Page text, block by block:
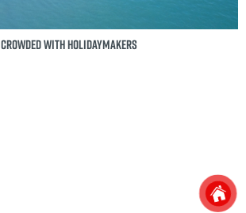
crowded with holidaymakers